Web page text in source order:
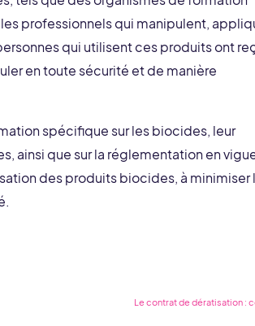
professionnels qui manipulent,
qui utilisent ces produits ont
en toute sécurité et de manière
spécifique sur les biocides, leur
ainsi que sur la réglementation en
des produits biocides, à minimiser
Le contrat de dératisation :